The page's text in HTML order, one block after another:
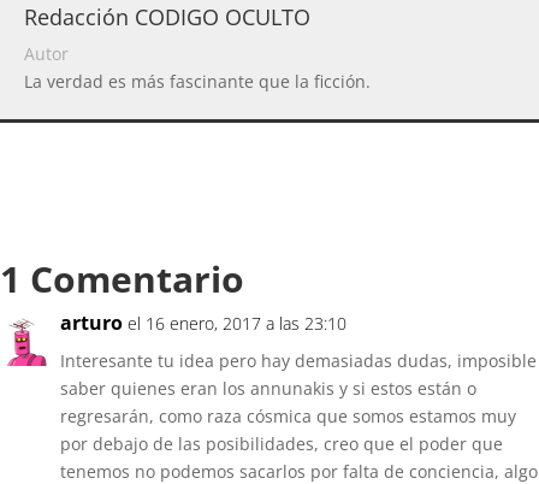
Redacción CODIGO OCULTO
Autor
La verdad es más fascinante que la ficción.
1 Comentario
arturo el 16 enero, 2017 a las 23:10
Interesante tu idea pero hay demasiadas dudas, imposible
saber quienes eran los annunakis y si estos están o
regresarán, como raza cósmica que somos estamos muy
por debajo de las posibilidades, creo que el poder que
tenemos no podemos sacarlos por falta de conciencia, algo